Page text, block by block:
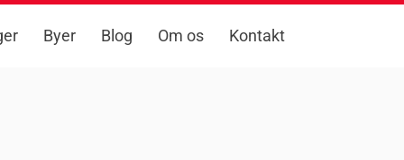
Byer Blog Om os Kontakt